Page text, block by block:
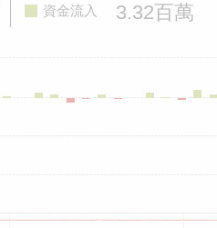
資金流入 3.32百萬